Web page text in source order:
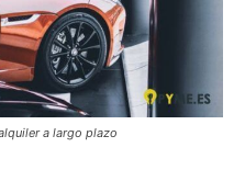
a largo plazo